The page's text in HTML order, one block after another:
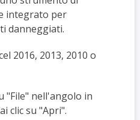
integrato per
danneggiati.
2016, 2013, 2010 o
"File" nell'angolo in
clic su "Apri".